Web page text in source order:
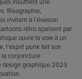
Risographie,
invitent à l’évasion
rétro apaisent par
ouvre la voie à un
l’esprit punk fait son
la conjoncture
design graphique 2023